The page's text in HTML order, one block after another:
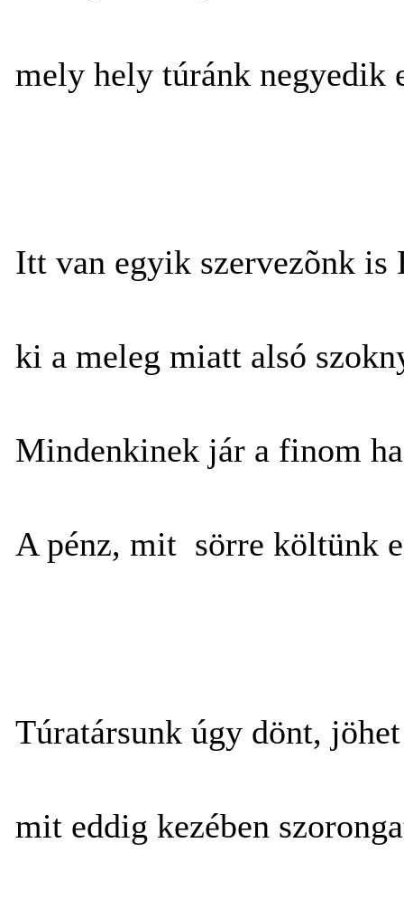
mely hely túránk negyedik
Itt van egyik szervezõnk is
ki a meleg miatt alsó
Mindenkinek jár a finom
A pénz, mit sörre költünk
Túratársunk úgy dönt,
mit eddig kezében